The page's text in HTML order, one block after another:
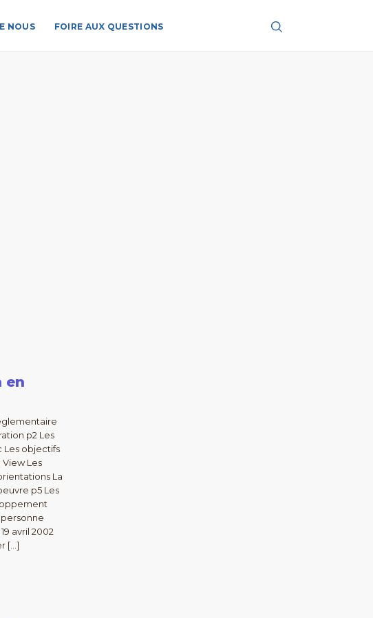
NOUS FOIRE AUX QUESTIONS
en
p2 Les
Les objectifs
View Les
La
p5 Les
personne
avril 2002
[…]